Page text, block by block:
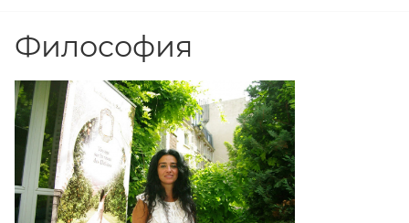
Философия